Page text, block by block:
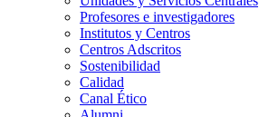
Profesores e investigadores
Institutos y Centros
Centros Adscritos
Sostenibilidad
Calidad
Canal Ético